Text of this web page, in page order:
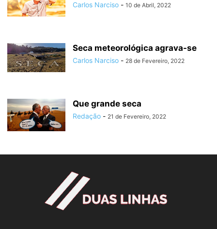
Carlos Narciso - 10 de Abril, 2022
Seca meteorológica agrava-se
Carlos Narciso - 28 de Fevereiro, 2022
Que grande seca
Redação - 21 de Fevereiro, 2022